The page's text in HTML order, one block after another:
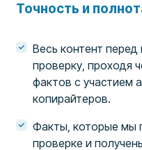
Точность и
Весь контент
проверку, проходя
фактов с участием
копирайтеров.
Факты, которые мы
проверке и